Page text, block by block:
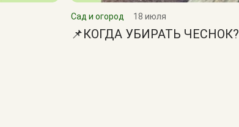
Сад и огород 18 июля
📌КОГДА УБИРАТЬ ЧЕСНОК?